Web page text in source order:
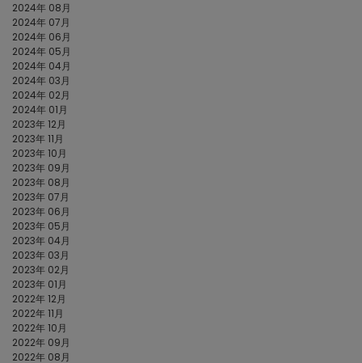
2024年 08月
2024年 07月
2024年 06月
2024年 05月
2024年 04月
2024年 03月
2024年 02月
2024年 01月
2023年 12月
2023年 11月
2023年 10月
2023年 09月
2023年 08月
2023年 07月
2023年 06月
2023年 05月
2023年 04月
2023年 03月
2023年 02月
2023年 01月
2022年 12月
2022年 11月
2022年 10月
2022年 09月
2022年 08月